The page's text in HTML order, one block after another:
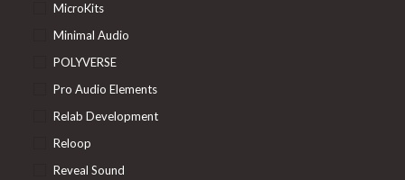
MicroKits
Minimal Audio
POLYVERSE
Pro Audio Elements
Relab Development
Reloop
Reveal Sound